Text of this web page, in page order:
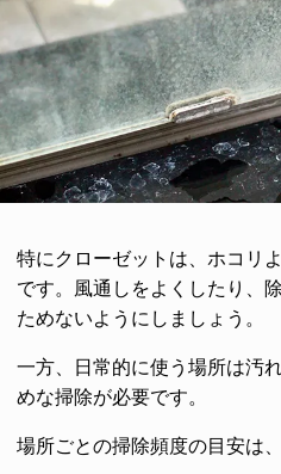
特にクローゼットは、ホコリ
です。風通しをよくしたり、
ためないようにしましょう。
一方、日常的に使う場所は汚
めな掃除が必要です。
場所ごとの掃除頻度の目安は